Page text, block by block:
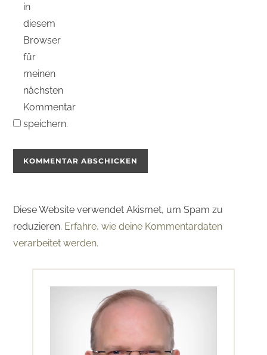
in
diesem
Browser
für
meinen
nächsten
Kommentar
speichern.
Diese Website verwendet Akismet, um Spam zu
reduzieren. Erfahre, wie deine Kommentardaten
verarbeitet werden.